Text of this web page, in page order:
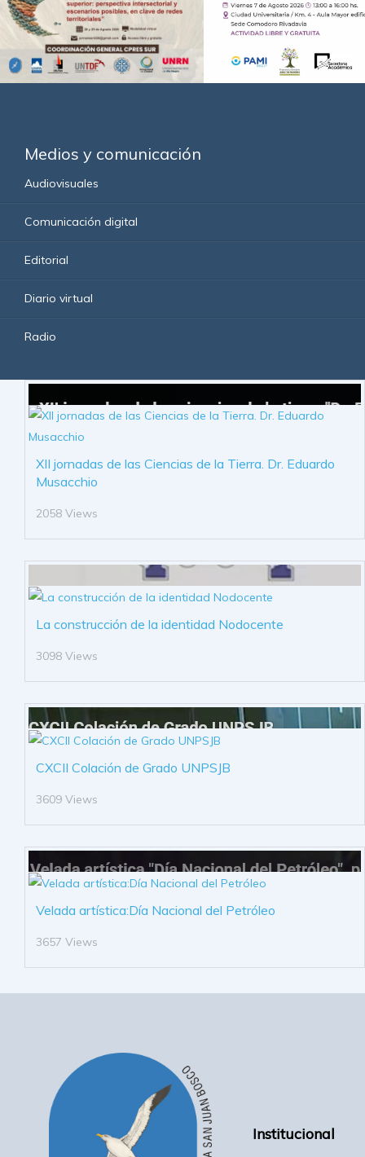
Medios y comunicación
Audiovisuales
Comunicación digital
Editorial
Diario virtual
Radio
XII jornadas de las Ciencias de la Tierra. Dr. Eduardo
Musacchio
2058 Views
La construcción de la identidad Nodocente
3098 Views
CXCII Colación de Grado UNPSJB
3609 Views
Velada artística:Día Nacional del Petróleo
3657 Views
Institucional